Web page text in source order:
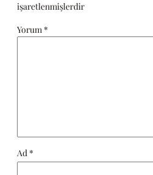
işaretlenmişlerdir
Yorum *
Ad *